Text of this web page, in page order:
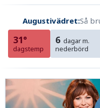
Augustivädret:Så
31°
dagstemp
6 dagar m.
nederbörd